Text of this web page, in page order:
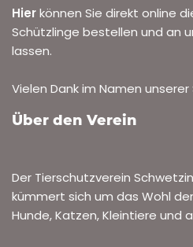
Hierkönnen Sie direkt online
Schützlinge bestellen und an
lassen.
Vielen Dank im Namen
Über den Verein
Der Tierschutzverein
kümmert sich um das Wohl
Hunde, Katzen, Kleintiere und